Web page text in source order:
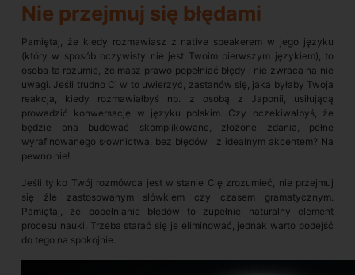
Nie przejmuj się błędami
Pamiętaj, że kiedy rozmawiasz z native speakerem w jego języku
(który w sposób oczywisty nie jest Twoim pierwszym językiem), to
osoba ta rozumie, że masz prawo popełniać błędy i nie zwraca na nie
uwagi. Jeśli trudno Ci w to uwierzyć, zastanów się, jaka byłaby Twoja
reakcja, kiedy rozmawiałbyś np. z osobą z Japonii, usiłującą
prowadzić konwersację w języku polskim. Czy oczekiwałbyś, że
będzie ona budować skomplikowane, złożone zdania, pełne
wyrafinowanego słownictwa, bez błędów i z idealnym akcentem? Na
pewno nie!
Jeśli tylko Twój rozmówca jest w stanie Cię zrozumieć, nie przejmuj
się źle zastosowanym słówkiem czy czasem gramatycznym.
Pamiętaj, że popełnianie błędów to zupełnie naturalny element
procesu nauki. Trzeba starać się je eliminować, jednak warto podejść
do tego na spokojnie.